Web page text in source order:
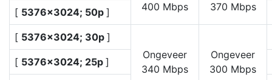
400 Mbps
370 Mbps
[ 5376×3024; 50p ]
[ 5376×3024; 30p ]
Ongeveer
340 Mbps
Ongeveer
300 Mbps
[ 5376×3024; 25p ]